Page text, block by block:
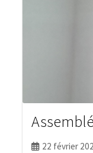
22 février